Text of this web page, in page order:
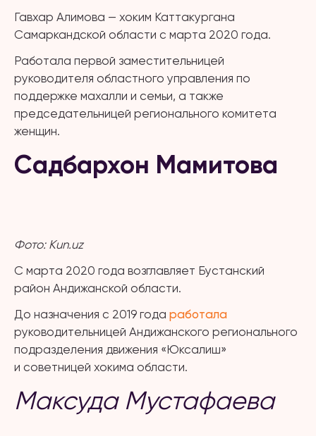
Гавхар Алимова — хоким Каттакургана
Самаркандской области с марта 2020 года.
Работала первой заместительницей
руководителя областного управления по
поддержке махалли и семьи, а также
председательницей регионального комитета
женщин.
Садбархон Мамитова
Фото: Kun.uz
С марта 2020 года возглавляет Бустанский
район Андижанской области.
До назначения с 2019 года работала
руководительницей Андижанского регионального
подразделения движения «Юксалиш»
и советницей хокима области.
Максуда Мустафаева